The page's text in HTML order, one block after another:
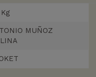
MUÑOZ